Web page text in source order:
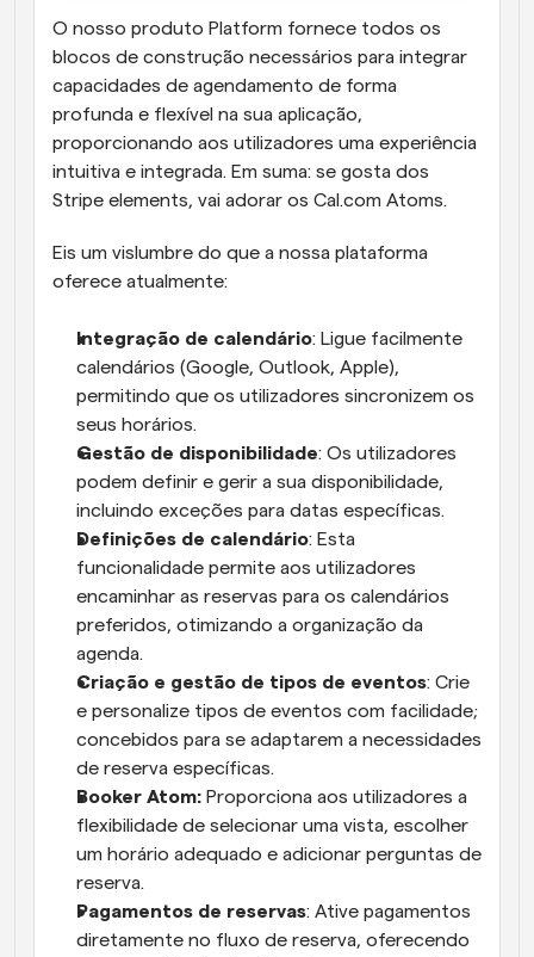
O nosso produto Platform fornece todos os
blocos de construção necessários para integrar
capacidades de agendamento de forma
profunda e flexível na sua aplicação,
proporcionando aos utilizadores uma experiência
intuitiva e integrada. Em suma: se gosta dos
Stripe elements, vai adorar os Cal.com Atoms.
Eis um vislumbre do que a nossa plataforma
oferece atualmente:
Integração de calendário: Ligue facilmente
calendários (Google, Outlook, Apple),
permitindo que os utilizadores sincronizem os
seus horários.
Gestão de disponibilidade: Os utilizadores
podem definir e gerir a sua disponibilidade,
incluindo exceções para datas específicas.
Definições de calendário: Esta
funcionalidade permite aos utilizadores
encaminhar as reservas para os calendários
preferidos, otimizando a organização da
agenda.
Criação e gestão de tipos de eventos: Crie
e personalize tipos de eventos com facilidade;
concebidos para se adaptarem a necessidades
de reserva específicas.
Booker Atom: Proporciona aos utilizadores a
flexibilidade de selecionar uma vista, escolher
um horário adequado e adicionar perguntas de
reserva.
Pagamentos de reservas: Ative pagamentos
diretamente no fluxo de reserva, oferecendo